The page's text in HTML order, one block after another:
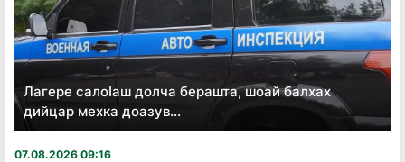
Лагере салоӏаш долча берашта, шоай балхах
дийцар мехка доазув...
07.08.2026 09:16